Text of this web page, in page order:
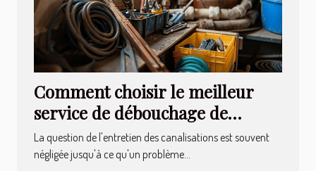
Comment choisir le meilleur
service de débouchage de
canalisations
La question de l'entretien des canalisations est souvent
négligée jusqu'à ce qu'un problème...